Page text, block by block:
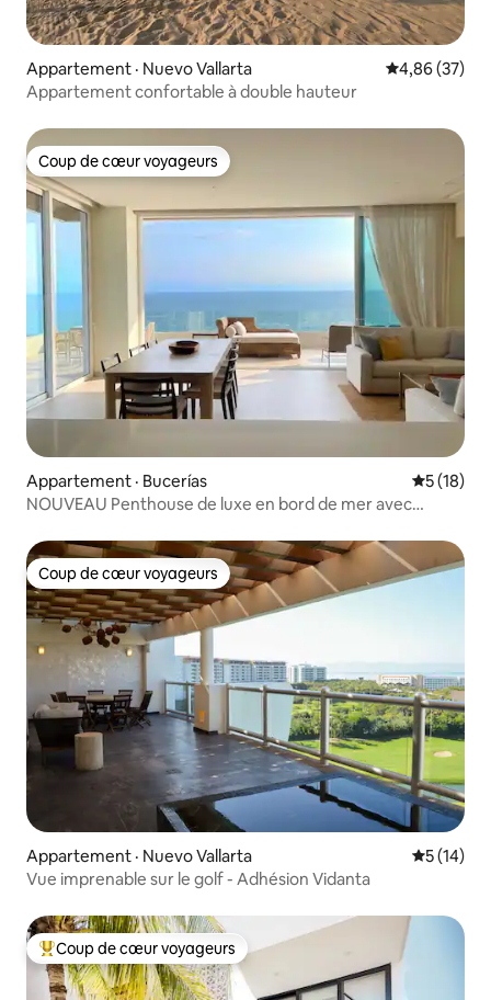
Appartement · Nuevo Vallarta Note
4,86 (37)
Appartement confortable à double hauteur
Coup de cœur voyageurs
Coup de cœur voyageurs
Appartement · Bucerías Note
5 (18)
NOUVEAU Penthouse de luxe en bord de mer avec
Coup de cœur voyageurs
Coup de cœur voyageurs
Appartement · Nuevo Vallarta Note
5 (14)
Vue imprenable sur le golf - Adhésion Vidanta
Coup de cœur voyageurs parmi les plus aimés
Coup de cœur voyageurs